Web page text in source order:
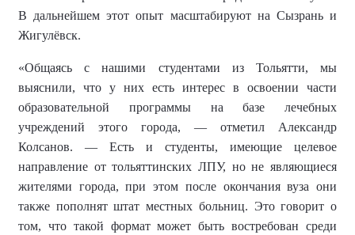
В дальнейшем этот опыт масштабируют на Сызрань и
Жигулёвск.
«Общаясь с нашими студентами из Тольятти, мы
выяснили, что у них есть интерес в освоении части
образовательной программы на базе лечебных
учреждений этого города, — отметил Александр
Колсанов. — Есть и студенты, имеющие целевое
направление от тольяттинских ЛПУ, но не являющиеся
жителями города, при этом после окончания вуза они
также пополнят штат местных больниц. Это говорит о
том, что такой формат может быть востребован среди